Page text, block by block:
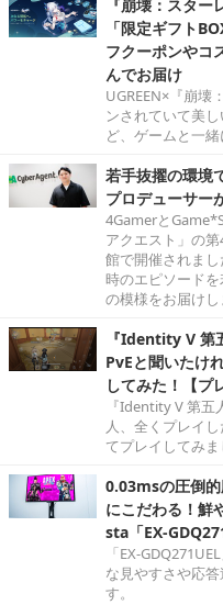
『崩壊：スタ
「限定ギフト
フクーポンやコ
んでお届け
UGREEN×『崩壊
ンされていて美
ど、ゲームと一
若手抜擢の環
プロデューサー
4Gamerと
アクエスト」の
館で開催されま
時のエピソード
の模様をお届けし
『Identity V 第
PvEと聞いたけ
してみた！【プ
『Identity V 第
人、全くプレイ
てプレイしてみま
0.03msの圧倒
にこだわる！鮮
sta「EX-
「EX-
な見やすさや応
す。